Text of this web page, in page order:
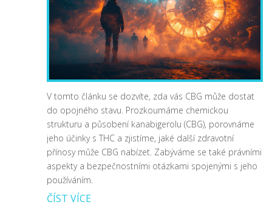
V tomto článku se dozvíte, zda vás CBG může dostat
do opojného stavu. Prozkoumáme chemickou
strukturu a působení kanabigerolu (CBG), porovnáme
jeho účinky s THC a zjistíme, jaké další zdravotní
přínosy může CBG nabízet. Zabýváme se také právními
aspekty a bezpečnostními otázkami spojenými s jeho
používáním.
ČÍST VÍCE